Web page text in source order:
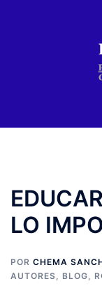
LO
POR CHEMA
AUTORES, BLOG,